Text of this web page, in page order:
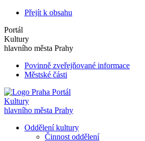
Přejít k obsahu
Portál
Kultury
hlavního města Prahy
Povinně zveřejňované informace
Městské části
Portál
Kultury
hlavního města Prahy
Oddělení kultury
Činnost oddělení